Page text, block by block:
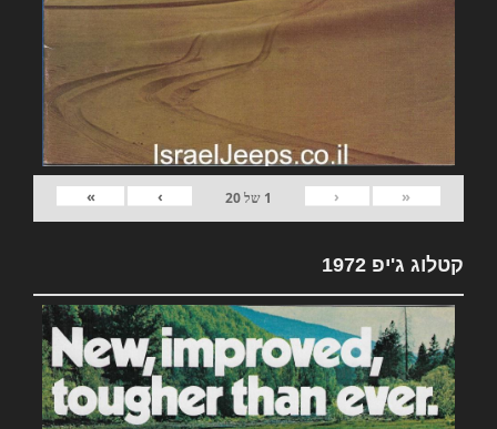
«
‹
1 של20
›
»
קטלוג ג'יפ 1972